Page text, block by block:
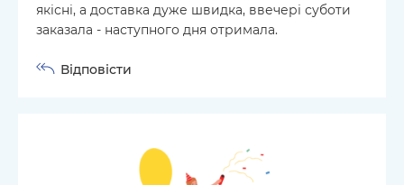
якісні, а доставка дуже швидка, ввечері суботи
заказала - наступного дня отримала.
Відповісти